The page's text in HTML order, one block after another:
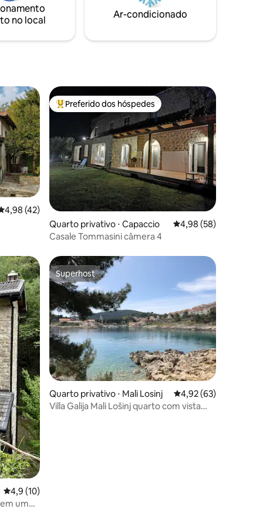
que
certificados à base de virucida. Limpeza
e higienização 100%
no local
Ar-condicionado
de uma avaliação média de 5, 42 avaliações
4,98 (42)
Entre os melhores preferidos dos hóspedes
Preferido dos hóspedes
Quarto privativo ⋅ Capaccio 4,98 de uma
4,98 (58)
Casale Tommasini câmera 4
4,9 de uma avaliação média de 5, 10 avaliações
4,9 (10)
um
Superhost
Superhost
Quarto privativo ⋅ Mali Losinj 4,92 de uma
4,92 (63)
Villa Galija Mali Lošinj quarto com vista